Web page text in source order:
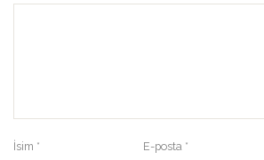
İsim * E-posta *